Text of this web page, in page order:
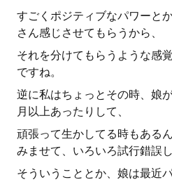
すごくポジティブなパワーと
さん感じさせてもらうから、
それを分けてもらうような感
ですね。
逆に私はちょっとその時、娘
月以上あったりして、
頑張って生かしてる時もある
みませて、いろいろ試行錯誤
そういうこととか、娘は最近